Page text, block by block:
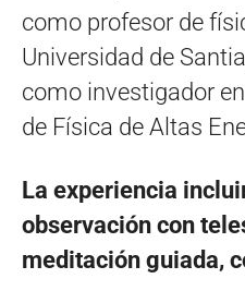
como profesor de
Universidad de
como investigador
de Física de Altas
La experiencia
observación con
meditación guiada,